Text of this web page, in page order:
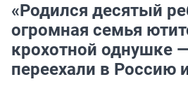
«Родился десятый
огромная семья
крохотной однушке
переехали в Россию